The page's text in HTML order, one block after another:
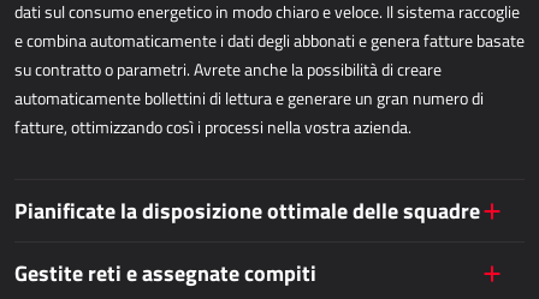
Power Display
Netronic - VAPS
APPROVVIGIONAMENTO
Kepion
GESTIONE MAGAZZINO E LOGISTICA
dati sul consumo energetico in modo chiaro e veloce. Il sistema raccoglie
e combina automaticamente i dati degli abbonati e genera fatture basate
su contratto o parametri. Avrete anche la possibilità di creare
automaticamente bollettini di lettura e generare un gran numero di
fatture, ottimizzando così i processi nella vostra azienda.
Pianificate la disposizione ottimale delle squadre
Gestite reti e assegnate compiti